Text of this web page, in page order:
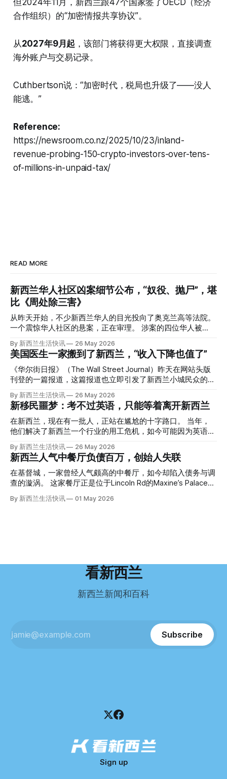
合作组织）的“加密情报共享协议”。
从2027年9月起 ，该部门将获得更大权限，直接调查
海外账户与交易记录。
Cuthbertson说：“加密时代，税局也升级了——没人
能逃。”
Reference:
https://newsroom.co.nz/2025/10/23/inland-
revenue-probing-150-crypto-investors-over-tens-
of-millions-in-unpaid-tax/
READ MORE
新西兰华人社区凶案细节公布，“奴役、抛尸”，堪
比《周处除三害》
从昨天开始，不少新西兰华人的目光投向了奥克兰高等法院。
一个震惊华人社区的悬案，正在审理。 涉案的四位华人被
告，站在了法庭，被控与一位70岁中国女人的死有关。 事情
的复杂程度，远超人们的想象。 神秘的黑色塑料袋 先让我们
回到2024年3月12日。 新西兰一个名叫Paul Middleton的老
人，在奥克兰Gulf Harbour钓鱼时，发现了一个黑色塑料袋，
里面是一堆衣服。 再扒开衣服，他看到了一只手，一只人
腰部对折，黑色胶带缠着头、手腕和身体，整个人被绑成胎儿
状。 两个10公斤的米袋装满了石头，用胶带死死缠在尸体
上。 死者是亚洲面孔的老年女性，头部、脸、胳膊都有钝器
伤，当时身穿一件“娟燕牌”内衣和黑色长裤。 她是谁？没有人
Operation Parade的案子，开始调查。 米袋泄露秘密 破案的
关键，是两个米袋。这两个塑料米袋里装着用来压住尸体的花
园石头。 每个米袋上都有序列号。 警察一家家查，发现这批
米是在奥克兰北岸一家超市卖的。
By 新西兰生活快讯 26 May 2026
美国医生一家搬到了新西兰，“收入下降也值了”
《华尔街日报》（The Wall Street Journal）昨天在网站头版
刊登的一篇报道，这篇报道也立即引发了新西兰小城民众的兴
趣： “精疲力尽的美国医生，正在离开美国，前往新西兰一座
偏远小镇。” “精疲力尽的美国医生”搬家新西兰 四年前，在加
州拉霍亚（La Jolla）一家医院担任内科医生的Brandon
Williams医生达到了崩溃的边缘。 患者人数激增、医疗人员短
缺、医疗事故诉讼的威胁，以及对患者无力支付医疗费用的忧
（PTSD）。他的其中一位同事甚至因自杀身亡。 他并不想放
弃从医，但他不想再在美国行医了。 于是，他与38岁的妻子
Ellen Williams开始在欧洲寻找更好的选择。 就在那时，他收
到了一封来自新西兰医疗招聘人员的信。 “虽然跑到那个‘与世
义。”现年39岁的加州人Brandon说道。 2024年11月，这家人
By 新西兰生活快讯 26 May 2026
新移民噩梦：考不过英语，只能等着离开新西兰
在新西兰，现在有一批人，正站在尴尬的十字路口。 当年，
他们解决了新西兰一个行业的用工危机，如今可能因为英语考
试，不得不在几年内离开这个国家。 一位移民的无奈感叹：
“如果我们真能考到那个分数，就不会来开公交车了。” 因为英
语，他们一直无法上岸 来自菲律宾的Ryan De Guzman，就是
这批人中的一员。 2023年，当他看到新西兰招聘海外公交司
机的信息时，几乎没有犹豫就提交了申请。 “我听说这里气候
年3月抵达奥克兰。 当时心里盘算着：努力工作两年，申请居
所需的英语门槛。 De Guzman选择了另一项考试——
Pearson Test of English，最终成绩是45分，而申请要求是58
By 新西兰生活快讯 26 May 2026
新西兰人气中餐厅负债百万，创始人失联
在基督城，一家曾经人气颇高的中餐厅，如今却陷入债务与调
查的漩涡。 这家餐厅正是位于Lincoln Rd的Maxine’s Palace。
其背后的公司已进入清算程序，债务总额接近100万纽币，而
引人关注的是——清算人目前无法联系到创始人本人。 今年3
纽币，员工索赔金额仍在核算中。 整体债务规模，已经逼近
这导致公司财务记录尚未完全掌握，资产处置是否合理仍待核
在核查资产出售是否符合市
By 新西兰生活快讯 01 May 2026
看新西兰
新西兰新闻和百科
Subscribe
Sign up